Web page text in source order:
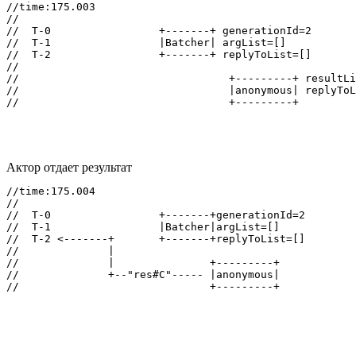
//time:175.003
//
//  T-0                 +-------+ generationId=2
//  T-1                 |Batcher| argList=[]
//  T-2                 +-------+ replyToList=[]
//
//                                 +---------+
//                                 |anonymous|
Актор отдает результат
//time:175.004
//
//  T-0                 +-------+generationId=2
//  T-1                 |Batcher|argList=[]
//  T-2 <-------+       +-------+replyToList=[]
//              |
//              |               +---------+
//              +--"res#C"----- |anonymous|